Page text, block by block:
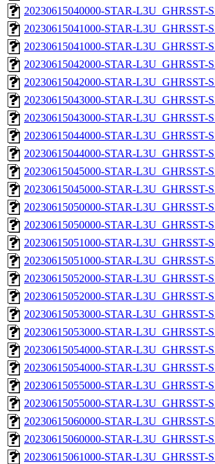
20230615040000-STAR-L3U_GHRSST-
20230615041000-STAR-L3U_GHRSST-
20230615041000-STAR-L3U_GHRSST-
20230615042000-STAR-L3U_GHRSST-
20230615042000-STAR-L3U_GHRSST-
20230615043000-STAR-L3U_GHRSST-
20230615043000-STAR-L3U_GHRSST-
20230615044000-STAR-L3U_GHRSST-
20230615044000-STAR-L3U_GHRSST-
20230615045000-STAR-L3U_GHRSST-
20230615045000-STAR-L3U_GHRSST-
20230615050000-STAR-L3U_GHRSST-
20230615050000-STAR-L3U_GHRSST-
20230615051000-STAR-L3U_GHRSST-
20230615051000-STAR-L3U_GHRSST-
20230615052000-STAR-L3U_GHRSST-
20230615052000-STAR-L3U_GHRSST-
20230615053000-STAR-L3U_GHRSST-
20230615053000-STAR-L3U_GHRSST-
20230615054000-STAR-L3U_GHRSST-
20230615054000-STAR-L3U_GHRSST-
20230615055000-STAR-L3U_GHRSST-
20230615055000-STAR-L3U_GHRSST-
20230615060000-STAR-L3U_GHRSST-
20230615060000-STAR-L3U_GHRSST-
20230615061000-STAR-L3U_GHRSST-